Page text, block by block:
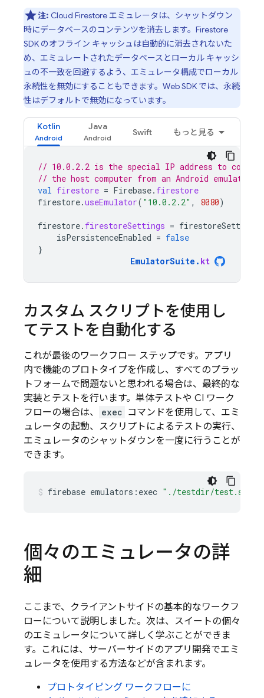
注: Cloud Firestoreエミュレータは、シャットダウン
時にデータベースのコンテンツを消去します。Firestore
SDK のオフライン キャッシュは自動的に消去されないた
め、エミュレートされたデータベースとローカル キャッシ
ュの不一致を回避するよう、エミュレータ構成でローカル
永続性を無効にすることもできます。Web SDK では、永続
性はデフォルトで無効になっています。
Kotlin Java
Swift もっと見る
// 10.0.2.2 is the special IP address to
// the host computer from an Android emulator.
val firestore = Firebase. firestore
firestore.useEmulator( "10.0.2.2" , 8080)
firestore. firestoreSettings = firestoreSettings
isPersistenceEnabled = false
}
EmulatorSuite . kt
カスタム スクリプトを使用し
てテストを自動化する
これが最後のワークフロー ステップです。アプリ
内で機能のプロトタイプを作成し、すべてのプラッ
トフォームで問題ないと思われる場合は、最終的な
実装とテストを行います。単体テストや CI ワーク
フローの場合は、
exec コマンドを使用して、エミ
ュレータの起動、スクリプトによるテストの実行、
エミュレータのシャットダウンを一度に行うことが
できます。
firebase emulators:exec "./testdir/test.sh"
個々のエミュレータの詳
細
ここまで、クライアントサイドの基本的なワークフ
ローについて説明しました。次は、スイートの個々
のエミュレータについて詳しく学ぶことができま
す。これには、サーバーサイドのアプリ開発でエミ
ュレータを使用する方法などが含まれます。
プロトタイピング ワークフローに